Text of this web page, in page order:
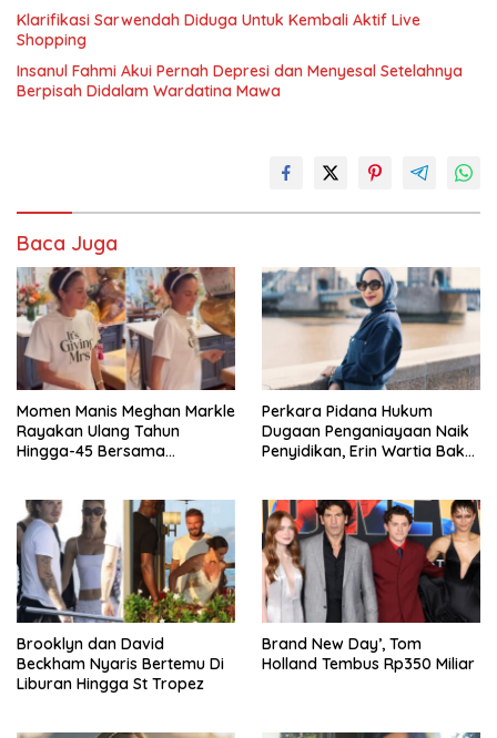
Klarifikasi Sarwendah Diduga Untuk Kembali Aktif Live
Shopping
Insanul Fahmi Akui Pernah Depresi dan Menyesal Setelahnya
Berpisah Didalam Wardatina Mawa
Baca Juga
Momen Manis Meghan Markle
Rayakan Ulang Tahun
Hingga-45 Bersama
Perkara Pidana Hukum
Dugaan Penganiayaan Naik
Penyidikan, Erin Wartia Bakal
Brooklyn dan David
Beckham Nyaris Bertemu Di
Liburan Hingga St Tropez
Brand New Day’, Tom
Holland Tembus Rp350 Miliar